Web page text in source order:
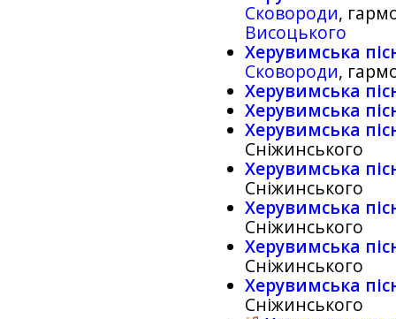
Сковороди,
Висоцького
Херувимська
Сковороди,
Херувимська
Херувимська
Херувимська
Сніжинського
Херувимська
Сніжинського
Херувимська
Сніжинського
Херувимська
Сніжинського
Херувимська
Сніжинського